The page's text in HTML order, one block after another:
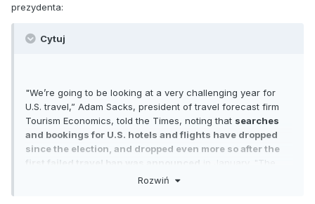
prezydenta:
Cytuj
"We’re going to be looking at a very challenging year for
U.S. travel,” Adam Sacks, president of travel forecast firm
Tourism Economics, told the Times, noting that searches
and bookings for U.S. hotels and flights have dropped
since the election, and dropped even more so after the
first failed travel ban was announced
in January. "The
data are all showing a pretty dramatic shift in behavior and
Rozwiń